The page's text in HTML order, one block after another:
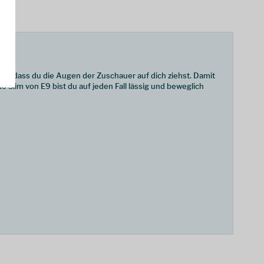
dass du die Augen der Zuschauer auf dich ziehst. Damit
von E9 bist du auf jeden Fall lässig und beweglich